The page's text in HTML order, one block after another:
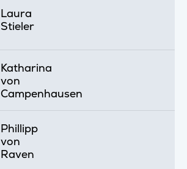
Laura
Stieler
Katharina
von
Campenhausen
Phillipp
von
Raven